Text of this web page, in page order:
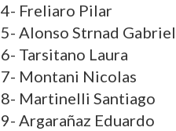
4- Freliaro Pilar
5- Alonso Strnad
6- Tarsitano Laura
7- Montani Nicolas
8- Martinelli Santiago
9- Argarañaz Eduardo